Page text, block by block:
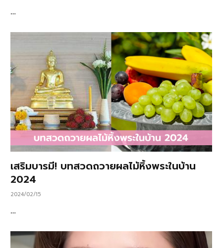
…
เสริมบารมี! บทสวดถวายผลไม้หิ้งพระในบ้าน
2024
2024/02/15
…